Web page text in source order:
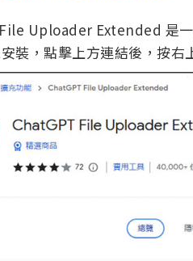
Uploader Extended 是
裝，點擊上方連結後，按右